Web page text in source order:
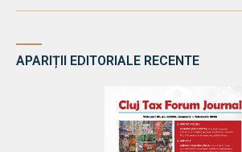
APARIȚII EDITORIALE RECENTE